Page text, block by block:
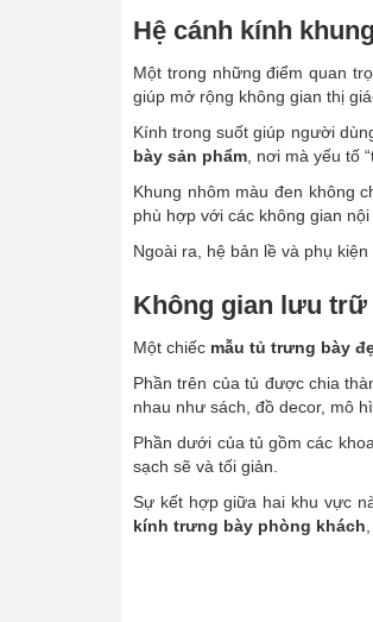
Hệ cánh kính
Một trong những điểm quan
giúp mở rộng không gian thị
Kính trong suốt giúp người
bày sản phẩm , nơi mà yếu tố
Khung nhôm màu đen không
phù hợp với các không gian
Ngoài ra, hệ bản lề và phụ
Không gian lưu trữ
Một chiếc mẫu tủ trưng bày
Phần trên của tủ được chia
nhau như sách, đồ decor, mô
Phần dưới của tủ gồm các
sạch sẽ và tối giản.
Sự kết hợp giữa hai khu vực
kính trưng bày phòng khách